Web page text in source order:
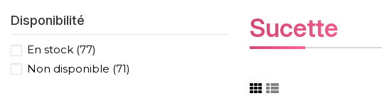
Sucette
Disponibilité
En stock (77)
Non disponible (71)